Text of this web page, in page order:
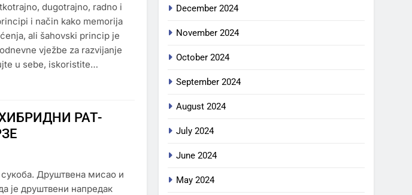
dugotrajno, radno i
i način kako memorija
ali šahovski princip je
vježbe za razvijanje
u sebe, iskoristite…
ХИБРИДНИ РАТ-
сукоба. Друштвена мисао и
је друштвени напредак
December 2024
November 2024
October 2024
September 2024
August 2024
July 2024
June 2024
May 2024